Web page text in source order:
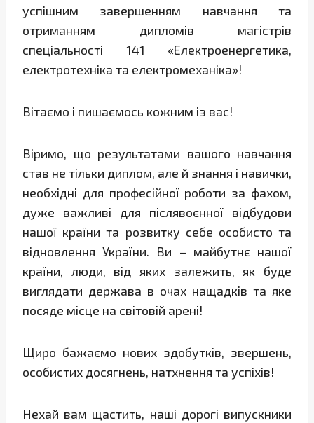
успішним завершенням навчання та
отриманням дипломів магістрів
спеціальності 141 «Електроенергетика,
електротехніка та електромеханіка»!
Вітаємо і пишаємось кожним із вас!
Віримо, що результатами вашого навчання
став не тільки диплом, але й знання і навички,
необхідні для професійної роботи за фахом,
дуже важливі для післявоєнної відбудови
нашої країни та розвитку себе особисто та
відновлення України. Ви – майбутнє нашої
країни, люди, від яких залежить, як буде
виглядати держава в очах нащадків та яке
посяде місце на світовій арені!
Щиро бажаємо нових здобутків, звершень,
особистих досягнень, натхнення та успіхів!
Нехай вам щастить, наші дорогі випускники